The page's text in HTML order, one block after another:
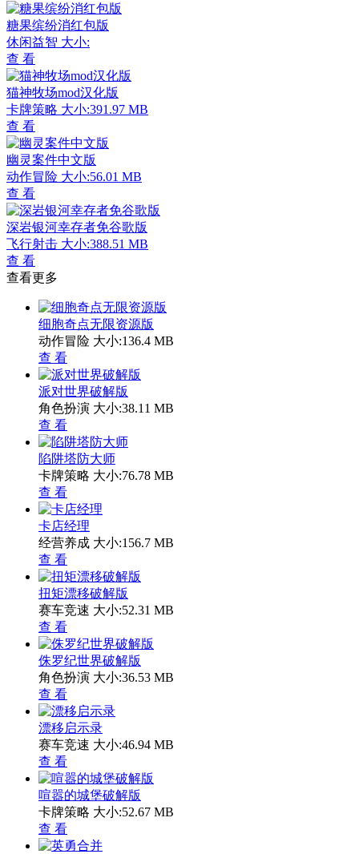
糖果缤纷消红包版
休闲益智 大小:
查 看
猫神牧场mod汉化版
卡牌策略 大小:391.97 MB
查 看
幽灵案件中文版
动作冒险 大小:56.01 MB
查 看
深岩银河幸存者免谷歌版
飞行射击 大小:388.51 MB
查 看
查看更多
细胞奇点无限资源版
动作冒险 大小:136.4 MB
查 看
派对世界破解版
角色扮演 大小:38.11 MB
查 看
陷阱塔防大师
卡牌策略 大小:76.78 MB
查 看
卡店经理
经营养成 大小:156.7 MB
查 看
扭矩漂移破解版
赛车竞速 大小:52.31 MB
查 看
侏罗纪世界破解版
角色扮演 大小:36.53 MB
查 看
漂移启示录
赛车竞速 大小:46.94 MB
查 看
喧嚣的城堡破解版
卡牌策略 大小:52.67 MB
查 看